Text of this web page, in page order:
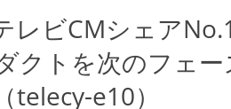
ビCMシェア
クトを次のフェ
telecy-e10）